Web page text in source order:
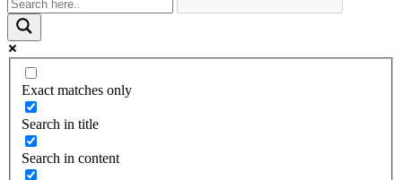
Exact matches only
Search in title
Search in content